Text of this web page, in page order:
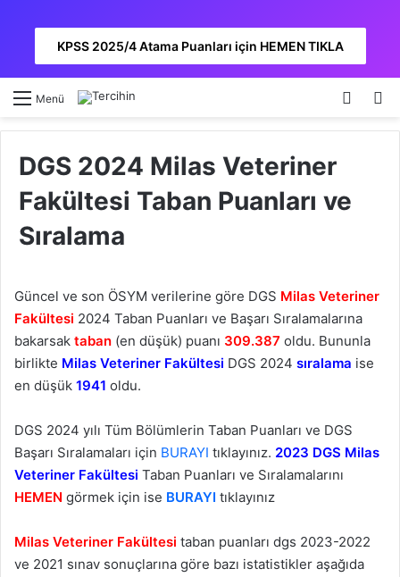
KPSS 2025/4 Atama Puanları için HEMEN TIKLA
Menü Kayıt
DGS 2024 Milas Veteriner
Fakültesi Taban Puanları ve
Sıralama
Güncel ve son ÖSYM verilerine göre DGS Milas Veteriner
Fakültesi 2024 Taban Puanları ve Başarı Sıralamalarına
bakarsak taban (en düşük) puanı 309.387 oldu. Bununla
birlikte Milas Veteriner Fakültesi DGS 2024 sıralama ise
en düşük 1941 oldu.
DGS 2024 yılı Tüm Bölümlerin Taban Puanları ve DGS
Başarı Sıralamaları için BURAYI tıklayınız. 2023 DGS Milas
Veteriner Fakültesi Taban Puanları ve Sıralamalarını
HEMEN görmek için ise BURAYI tıklayınız
Milas Veteriner Fakültesi taban puanları dgs 2023-2022
ve 2021 sınav sonuçlarına göre bazı istatistikler aşağıda